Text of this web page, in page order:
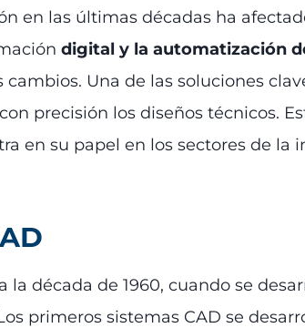
en las últimas décadas ha
digital y la automatización
Una de las soluciones
precisión los diseños técnicos.
en su papel en los sectores de
la década de 1960, cuando se
primeros sistemas CAD se